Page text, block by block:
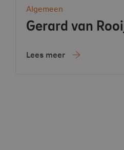
Algemeen
Gerard van
Lees meer